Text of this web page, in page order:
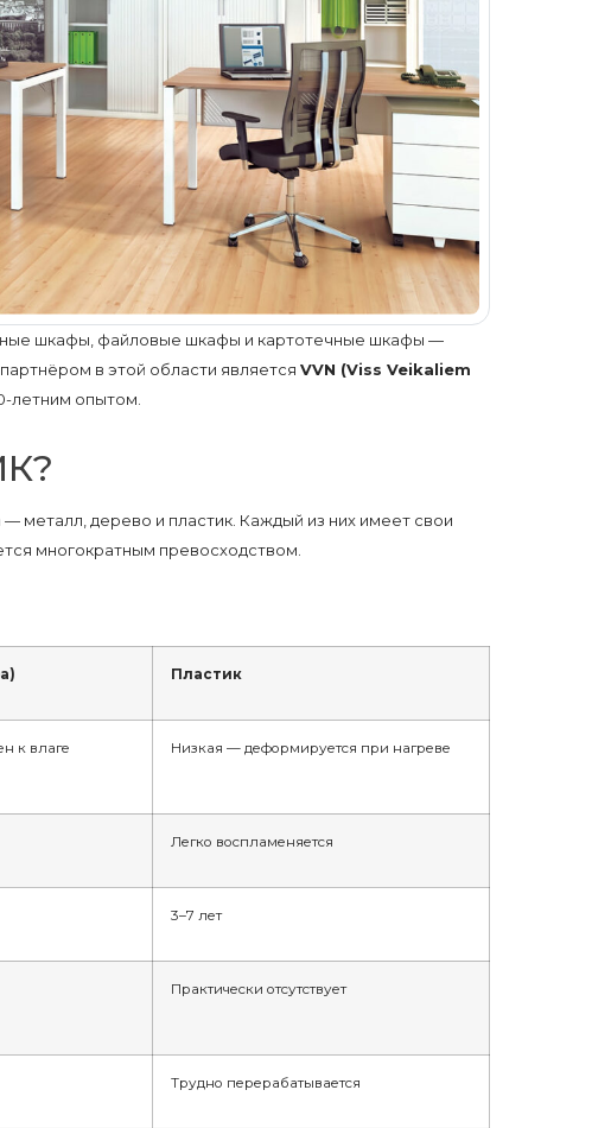
шкафы, файловые шкафы и картотечные шкафы —
в этой области является VVN (Viss Veikaliem
летним опытом.
металл, дерево и пластик. Каждый из них имеет свои
многократным превосходством.
Пластик
к влаге Низкая — деформируется при нагреве
Легко воспламеняется
3–7 лет
Практически отсутствует
Трудно перерабатывается